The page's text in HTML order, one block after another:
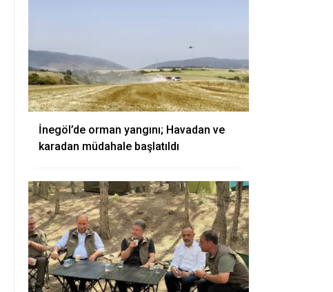
İnegöl’de orman yangını; Havadan ve
karadan müdahale başlatıldı